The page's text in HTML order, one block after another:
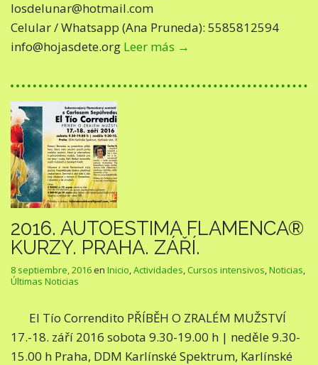
losdelunar@hotmail.com
Celular / Whatsapp (Ana Pruneda): 5585812594
info@hojasdete.org Leer más →
2016. AUTOESTIMA FLAMENCA®
KURZY. PRAHA. ZÁŘÍ.
8 septiembre, 2016en Inicio,Actividades,Cursos intensivos,Noticias,
Últimas Noticias
El Tío Correndito PŘÍBĚH O ZRALÉM MUŽSTVÍ
17.-18. září 2016 sobota 9.30-19.00 h | neděle 9.30-
15.00 h Praha, DDM Karlínské Spektrum, Karlínské